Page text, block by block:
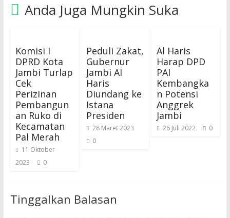
Anda Juga Mungkin Suka
Komisi I
DPRD Kota
Jambi Turlap
Cek
Perizinan
Pembangun
an Ruko di
Kecamatan
Pal Merah
11 Oktober
2023
0
Peduli Zakat,
Gubernur
Jambi Al
Haris
Diundang ke
Istana
Presiden
28 Maret 2023
0
Al Haris
Harap DPD
PAI
Kembangka
n Potensi
Anggrek
Jambi
26 Juli 2022 0
Tinggalkan Balasan